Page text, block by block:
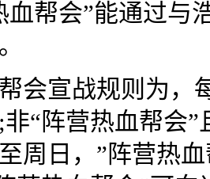
血帮会”能通过与
宣战规则为，每
“阵营热血帮会
周日，”阵营热